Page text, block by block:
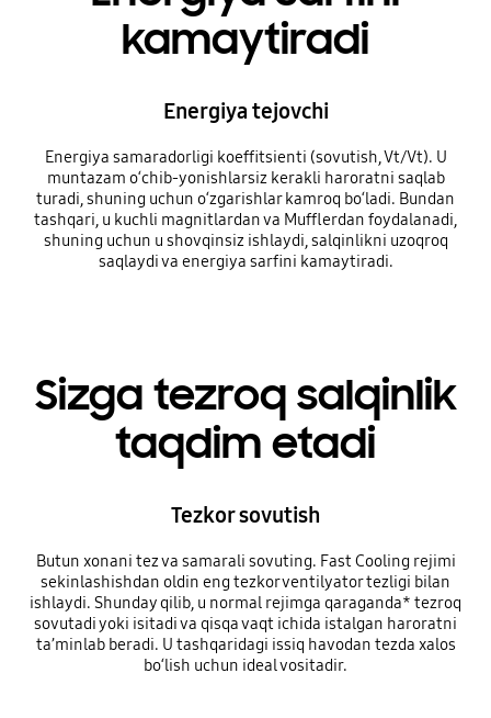
kamaytiradi
Energiya tejovchi
Energiya samaradorligi koeffitsienti (sovutish, Vt/Vt). U
muntazam o‘chib-yonishlarsiz kerakli haroratni saqlab
turadi, shuning uchun o‘zgarishlar kamroq bo‘ladi. Bundan
tashqari, u kuchli magnitlardan va Mufflerdan foydalanadi,
shuning uchun u shovqinsiz ishlaydi, salqinlikni uzoqroq
saqlaydi va energiya sarfini kamaytiradi.
Sizga tezroq salqinlik
taqdim etadi
Tezkor sovutish
Butun xonani tez va samarali sovuting. Fast Cooling rejimi
sekinlashishdan oldin eng tezkor ventilyator tezligi bilan
ishlaydi. Shunday qilib, u normal rejimga qaraganda* tezroq
sovutadi yoki isitadi va qisqa vaqt ichida istalgan haroratni
ta’minlab beradi. U tashqaridagi issiq havodan tezda xalos
bo‘lish uchun ideal vositadir.